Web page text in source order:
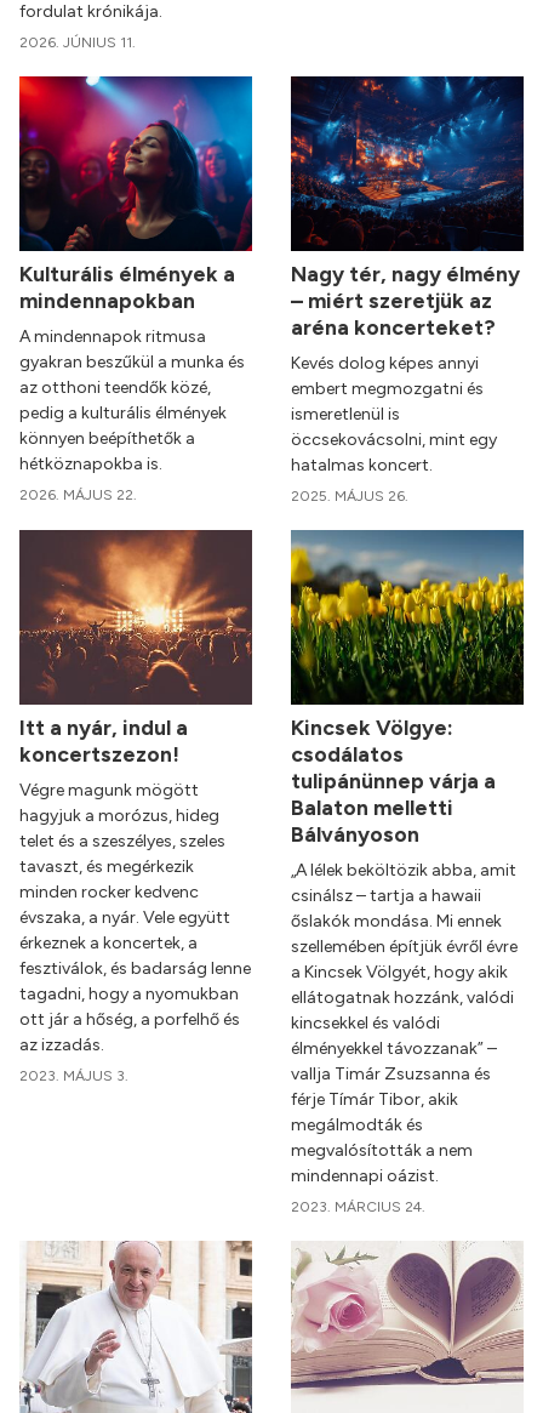
fordulat krónikája.
2026. JÚNIUS 11.
Kulturális élmények a
mindennapokban
A mindennapok ritmusa
gyakran beszűkül a munka és
az otthoni teendők közé,
pedig a kulturális élmények
könnyen beépíthetők a
hétköznapokba is.
2026. MÁJUS 22.
Nagy tér, nagy élmény
– miért szeretjük az
aréna koncerteket?
Kevés dolog képes annyi
embert megmozgatni és
ismeretlenül is
öccsekovácsolni, mint egy
hatalmas koncert.
2025. MÁJUS 26.
Itt a nyár, indul a
koncertszezon!
Végre magunk mögött
hagyjuk a morózus, hideg
telet és a szeszélyes, szeles
tavaszt, és megérkezik
minden rocker kedvenc
évszaka, a nyár. Vele együtt
érkeznek a koncertek, a
fesztiválok, és badarság lenne
tagadni, hogy a nyomukban
ott jár a hőség, a porfelhő és
az izzadás.
2023. MÁJUS 3.
Kincsek Völgye:
csodálatos
tulipánünnep várja a
Balaton melletti
Bálványoson
„A lélek beköltözik abba, amit
csinálsz – tartja a hawaii
őslakók mondása. Mi ennek
szellemében építjük évről évre
a Kincsek Völgyét, hogy akik
ellátogatnak hozzánk, valódi
kincsekkel és valódi
élményekkel távozzanak” –
vallja Timár Zsuzsanna és
férje Tímár Tibor, akik
megálmodták és
megvalósították a nem
mindennapi oázist.
2023. MÁRCIUS 24.